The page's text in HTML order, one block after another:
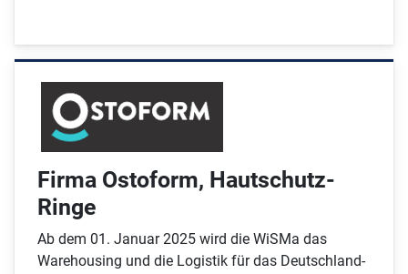
Firma Ostoform, Hautschutz-
Ringe
Ab dem 01. Januar 2025 wird die WiSMa das
Warehousing und die Logistik für das Deutschland-